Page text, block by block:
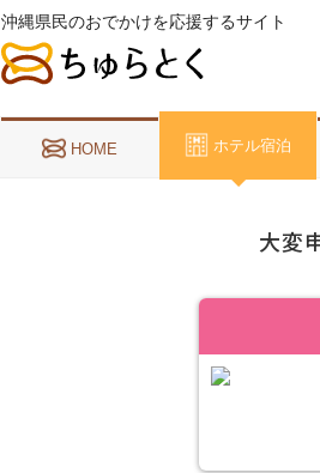
沖縄県民のおでかけを応援するサイト
HOME ホテル宿泊
大変